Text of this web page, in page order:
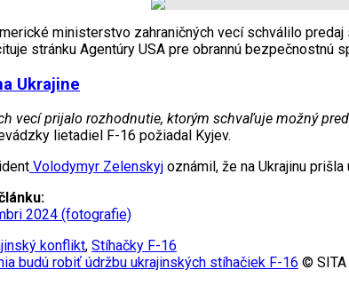
ministerstvo zahraničných vecí schválilo
stránku Agentúry USA pre obrannú bezpečnostnú
Ukrajine
vecí prijalo rozhodnutie, ktorým schvaľuje možný
lietadiel F-16 požiadal Kyjev.
Volodymyr Zelenskyj oznámil, že na Ukrajinu
2024 (fotografie)
konflikt, Stíhačky F-16
budú robiť údržbu ukrajinských stíhačiek F-16 © SITA